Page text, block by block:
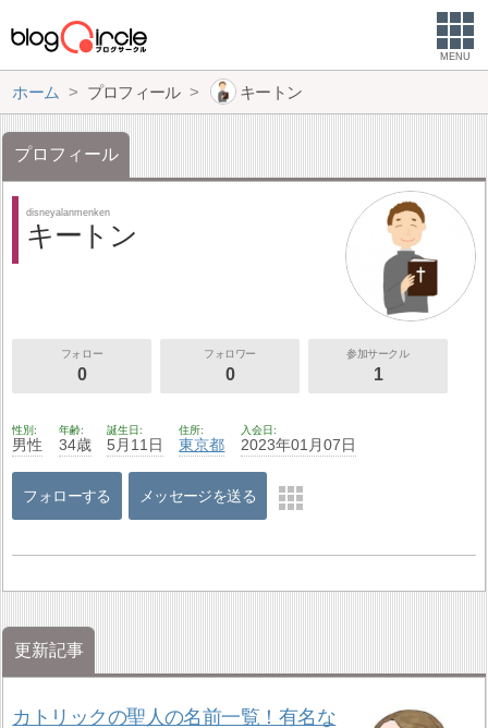
MENU
ホーム プロフィール キートン
プロフィール
disneyalanmenken
キートン
フォロー
0
フォロワー
0
参加サークル
1
性別
男性
年齢
34歳
誕生日
5月11日
住所
東京都
入会日
2023年01月07日
フォローする メッセージを送る
更新記事
カトリックの聖人の名前一覧！有名な